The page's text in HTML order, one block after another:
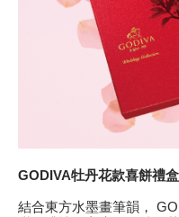
GODIVA牡丹花款喜餅禮
結合東方水墨畫筆韻，